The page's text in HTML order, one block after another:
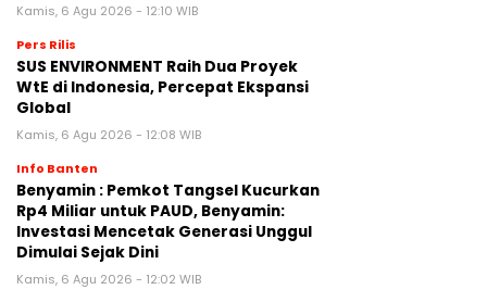
Kamis, 6 Agu 2026 - 12:10 WIB
Pers Rilis
SUS ENVIRONMENT Raih Dua Proyek
WtE di Indonesia, Percepat Ekspansi
Global
Kamis, 6 Agu 2026 - 12:08 WIB
Info Banten
Benyamin : Pemkot Tangsel Kucurkan
Rp4 Miliar untuk PAUD, Benyamin:
Investasi Mencetak Generasi Unggul
Dimulai Sejak Dini
Kamis, 6 Agu 2026 - 12:02 WIB